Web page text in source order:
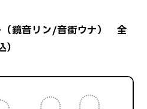
鏡音リン/音街ウナ） 全